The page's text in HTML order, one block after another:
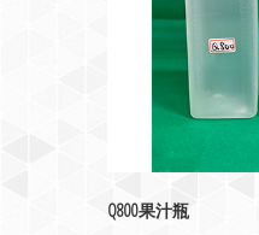
Q800果汁瓶